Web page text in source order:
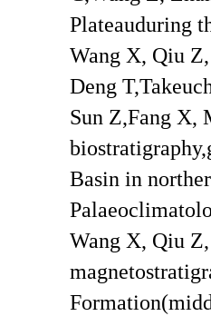
Plateauduring
Wang X, Qiu
Deng
Sun Z,Fang X,
Basin in
Wang X, Qiu